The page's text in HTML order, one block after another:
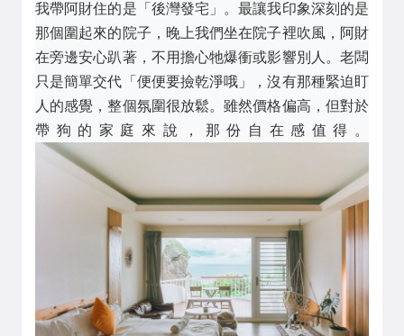
我帶阿財住的是「後灣發宅」。最讓我印象深刻的是
那個圍起來的院子，晚上我們坐在院子裡吹風，阿財
在旁邊安心趴著，不用擔心牠爆衝或影響別人。老闆
只是簡單交代「便便要撿乾淨哦」，沒有那種緊迫盯
人的感覺，整個氛圍很放鬆。雖然價格偏高，但對於
帶狗的家庭來說，那份自在感值得。